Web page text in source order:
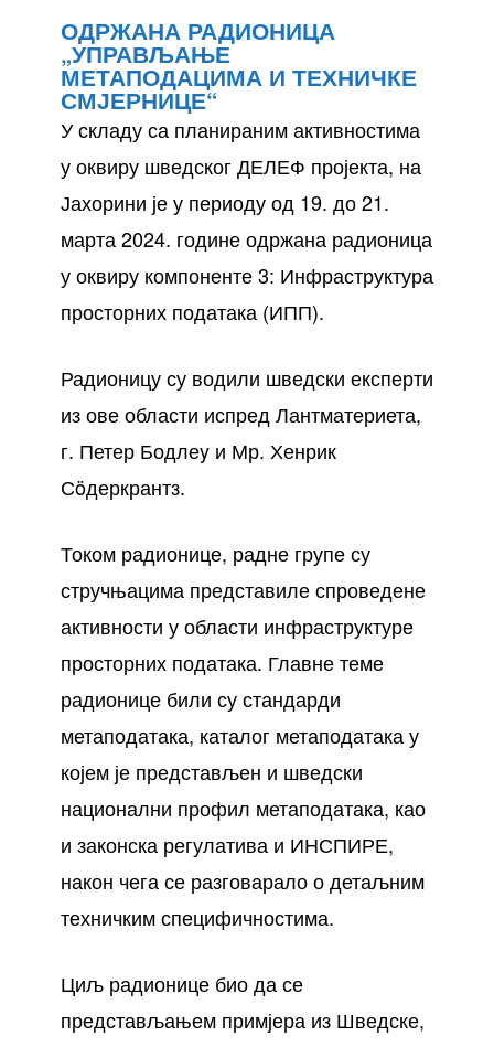
ОДРЖАНА РАДИОНИЦА
„УПРАВЉАЊЕ
МЕТАПОДАЦИМА И ТЕХНИЧКЕ
СМЈЕРНИЦЕ“
У складу са планираним активностима
у оквиру шведског ДЕЛЕФ пројекта, на
Јахорини је у периоду од 19. до 21.
марта 2024. године одржана радионица
у оквиру компоненте 3: Инфраструктура
просторних података (ИПП).
Радионицу су водили шведски експерти
из ове области испред Лантматериета,
г. Петер Бодлеy и Мр. Хенрик
Сöдеркрантз.
Током радионице, радне групе су
стручњацима представиле спроведене
активности у области инфраструктуре
просторних података. Главне теме
радионице били су стандарди
метаподатака, каталог метаподатака у
којем је представљен и шведски
национални профил метаподатака, као
и законска регулатива и ИНСПИРЕ,
након чега се разговарало о детаљним
техничким специфичностима.
Циљ радионице био да се
представљањем примјера из Шведске,